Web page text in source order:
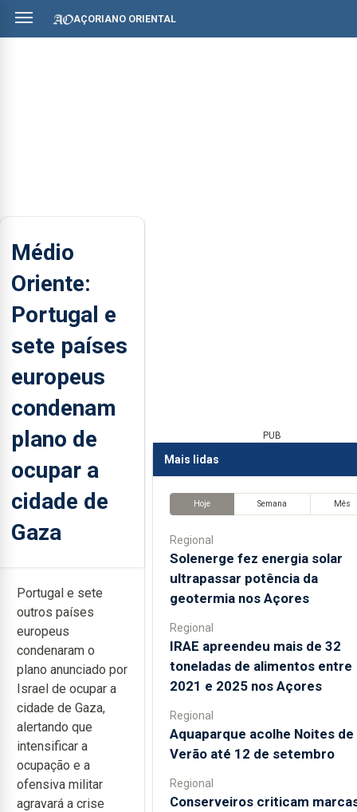
AÇORIANO ORIENTAL
Médio
Oriente:
Portugal e
sete países
europeus
condenam
plano de
ocupar a
cidade de
Gaza
Portugal e sete
outros países
europeus
condenaram o
plano anunciado por
Israel de ocupar a
cidade de Gaza,
alertando que
intensificar a
ocupação e a
ofensiva militar
agravará a crise
PUB
Mais lidas
Hoje Semana Mês
Regional
Solenerge fez energia solar
ultrapassar potência da
geotermia nos Açores
Regional
IRAE apreendeu mais de 32
toneladas de alimentos entre
2021 e 2025 nos Açores
Regional
Aquaparque acolhe Noites de
Verão até 12 de setembro
Regional
Conserveiros criticam